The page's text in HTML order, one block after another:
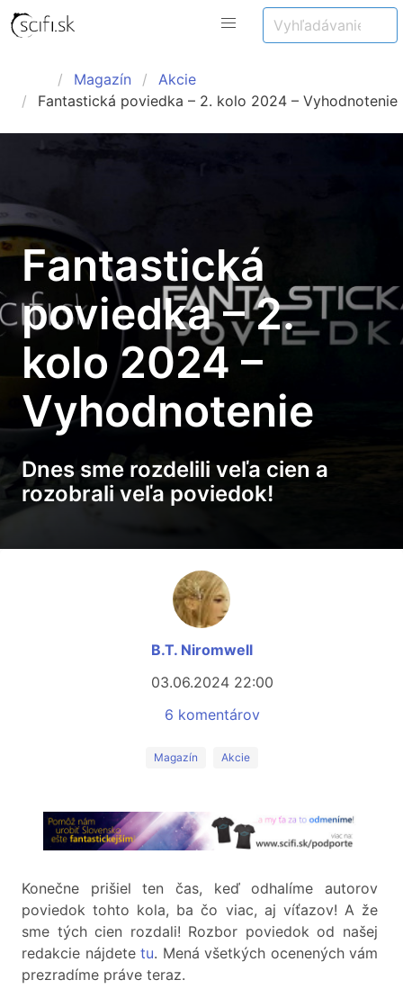
Magazín
Akcie
Fantastická poviedka – 2. kolo 2024 – Vyhodnotenie
Fantastická
poviedka – 2.
kolo 2024 –
Vyhodnotenie
Dnes sme rozdelili veľa cien a
rozobrali veľa poviedok!
B.T. Niromwell
03.06.2024 22:00
6 komentárov
Magazín Akcie
Konečne prišiel ten čas, keď odhalíme autorov
poviedok tohto kola, ba čo viac, aj víťazov! A že
sme tých cien rozdali! Rozbor poviedok od našej
redakcie nájdete tu. Mená všetkých ocenených vám
prezradíme práve teraz.